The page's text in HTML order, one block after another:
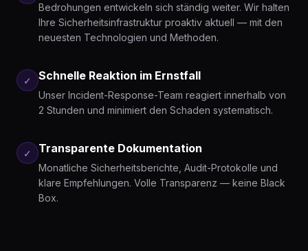
Bedrohungen entwickeln sich ständig weiter. Wir halten
Ihre Sicherheitsinfrastruktur proaktiv aktuell — mit den
neuesten Technologien und Methoden.
✓ Schnelle Reaktion im Ernstfall
Unser Incident-Response-Team reagiert innerhalb von
2 Stunden und minimiert den Schaden systematisch.
✓ Transparente Dokumentation
Monatliche Sicherheitsberichte, Audit-Protokolle und
klare Empfehlungen. Volle Transparenz — keine Black
Box.